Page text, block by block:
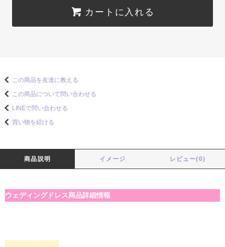
カートに入れる
この商品を友達に教える
この商品について問い合わせる
LINEで問い合わせる
買い物を続ける
商品説明 イメージ レビュー(0)
ウェディングドレス商品詳細情報